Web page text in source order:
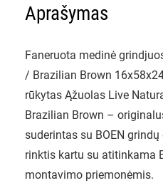
Aprašymas
Faneruota medinė
/ Brazilian Brown
rūkytas Ąžuolas Live
Brazilian Brown –
suderintas su BOEN
rinktis kartu su atitinkama
montavimo priemonėmis.